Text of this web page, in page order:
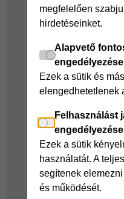
megfelelően
hirdetéseinket.
Alapvető
engedélyezése
Ezek a sütik és
elengedhetetlenek
Felhasználást
engedélyezése
Ezek a sütik
használatát. A
segítenek
és működését.
Áruhitel Expressz
Mindig Kéznél
kölcsön
Takarékszámla
Pénzügyi Navigátor
Cofidis Bank a
Zöldebb
Cofidis Bank a